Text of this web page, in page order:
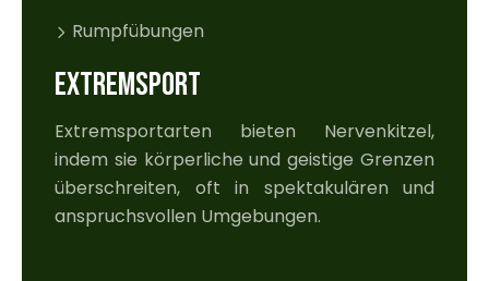
Rumpfübungen
EXTREMSPORT
Extremsportarten bieten Nervenkitzel,
indem sie körperliche und geistige Grenzen
überschreiten, oft in spektakulären und
anspruchsvollen Umgebungen.